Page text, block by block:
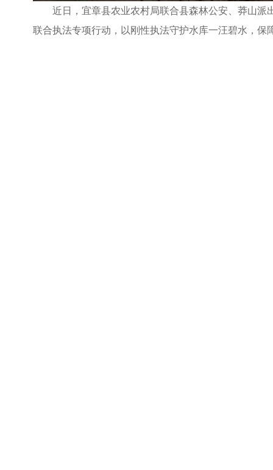
近日，宜章县农业农村局联合县森林公安、莽山
联合执法专项行动，以刚性执法守护水库一汪碧水，保